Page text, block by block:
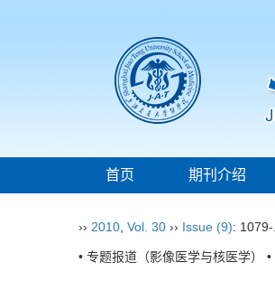
首页 期刊介绍
›› 2010 Vol. 30 ›› Issue (9): 1079-.
• 专题报道（影像医学与核医学） •